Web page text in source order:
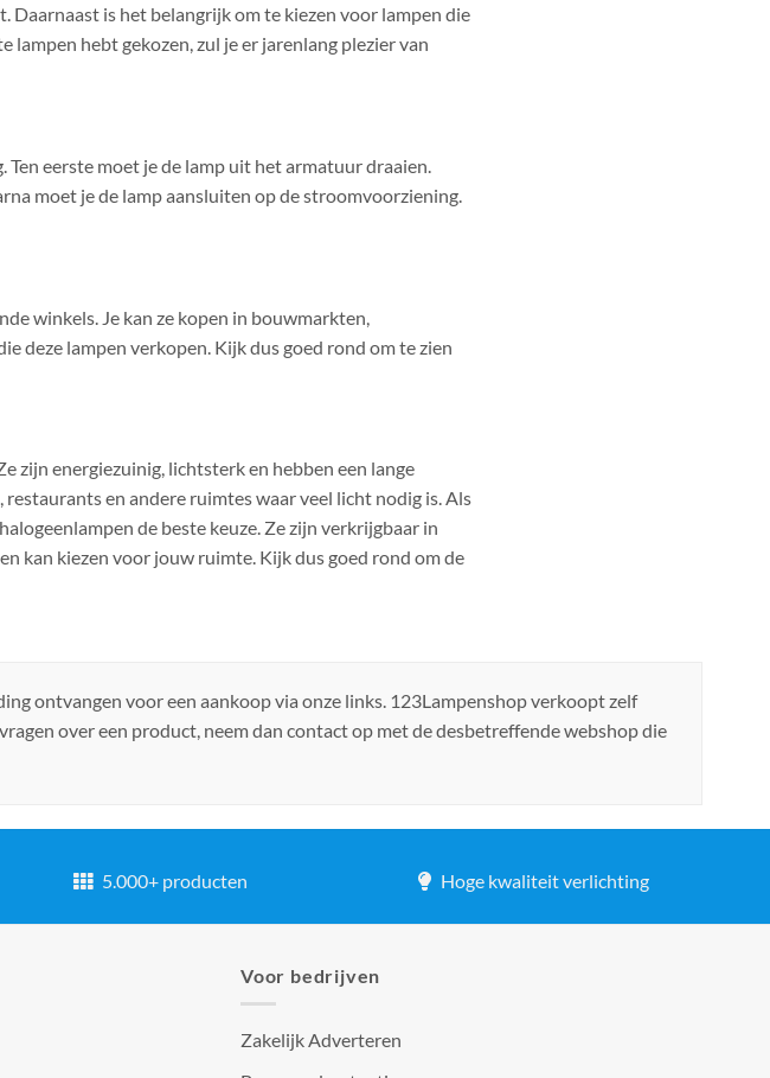
Daarnaast is het belangrijk om te kiezen voor lampen die
lampen hebt gekozen, zul je er jarenlang plezier van
eerste moet je de lamp uit het armatuur draaien.
moet je de lamp aansluiten op de stroomvoorziening.
winkels. Je kan ze kopen in bouwmarkten,
deze lampen verkopen. Kijk dus goed rond om te zien
zijn energiezuinig, lichtsterk en hebben een lange
en andere ruimtes waar veel licht nodig is. Als
de beste keuze. Ze zijn verkrijgbaar in
kan kiezen voor jouw ruimte. Kijk dus goed rond om de
ontvangen voor een aankoop via onze links. 123Lampenshop verkoopt zelf
over een product, neem dan contact op met de desbetreffende webshop die
5.000+ producten Hoge kwaliteit verlichting
Voor bedrijven
Zakelijk Adverteren